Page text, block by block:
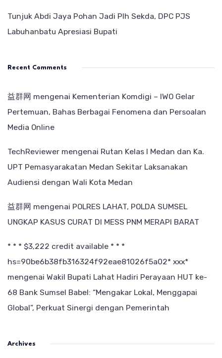
Tunjuk Abdi Jaya Pohan Jadi Plh Sekda, DPC PJS
Labuhanbatu Apresiasi Bupati
Recent Comments
益群网 mengenai Kementerian Komdigi – IWO Gelar
Pertemuan, Bahas Berbagai Fenomena dan Persoalan
Media Online
TechReviewer mengenai Rutan Kelas I Medan dan Ka.
UPT Pemasyarakatan Medan Sekitar Laksanakan
Audiensi dengan Wali Kota Medan
益群网 mengenai POLRES LAHAT, POLDA SUMSEL
UNGKAP KASUS CURAT DI MESS PNM MERAPI BARAT
* * * $3,222 credit available * * *
hs=90be6b38fb316324f92eae81026f5a02* ххх*
mengenai Wakil Bupati Lahat Hadiri Perayaan HUT ke-
68 Bank Sumsel Babel: “Mengakar Lokal, Menggapai
Global”, Perkuat Sinergi dengan Pemerintah
Archives